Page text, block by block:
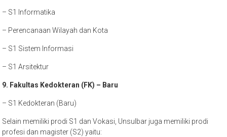
– S1 Informatika
– Perencanaan Wilayah dan Kota
– S1 Sistem Informasi
– S1 Arsitektur
9. Fakultas Kedokteran (FK) – Baru
– S1 Kedokteran (Baru)
Selain memiliki prodi S1 dan Vokasi, Unsulbar juga memiliki prodi
profesi dan magister (S2) yaitu: